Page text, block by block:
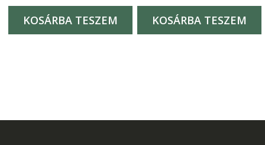
KOSÁRBA TESZEM KOSÁRBA TESZEM